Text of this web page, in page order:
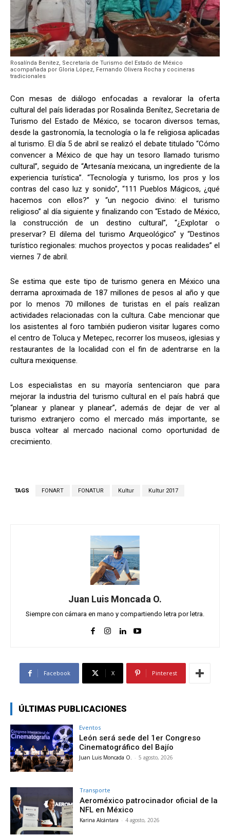
Rosalínda Benitez, Secretaría de Turismo del Estado de México
acompañada por Gloria López, Fernando Olivera Rocha y cocineras
tradicionales
Con mesas de diálogo enfocadas a revalorar la oferta
cultural del país lideradas por Rosalinda Benítez, Secretaria de
Turismo del Estado de México, se tocaron diversos temas,
desde la gastronomía, la tecnología o la fe religiosa aplicadas
al turismo. El día 5 de abril se realizó el debate titulado “Cómo
convencer a México de que hay un tesoro llamado turismo
cultural”, seguido de “Artesanía mexicana, un ingrediente de la
experiencia turística”. “Tecnología y turismo, los pros y los
contras del caso luz y sonido”, “111 Pueblos Mágicos, ¿qué
hacemos con ellos?” y “un negocio divino: el turismo
religioso” al día siguiente y finalizando con “Estado de México,
la construcción de un destino cultural”, “¿Explotar o
preservar? El dilema del turismo Arqueológico” y “Destinos
turístico regionales: muchos proyectos y pocas realidades” el
viernes 7 de abril.
Se estima que este tipo de turismo genera en México una
derrama aproximada de 187 millones de pesos al año y que
por lo menos 70 millones de turistas en el país realizan
actividades relacionadas con la cultura. Cabe mencionar que
los asistentes al foro también pudieron visitar lugares como
el centro de Toluca y Metepec, recorrer los museos, iglesias y
restaurantes de la localidad con el fin de adentrarse en la
cultura mexiquense.
Los especialistas en su mayoría sentenciaron que para
mejorar la industria del turismo cultural en el país habrá que
“planear y planear y planear”, además de dejar de ver al
turismo extranjero como el mercado más importante, se
busca voltear al mercado nacional como oportunidad de
crecimiento.
TAGS FONART FONATUR Kultur Kultur 2017
Juan Luis Moncada O.
Siempre con cámara en mano y compartiendo letra por letra.
Facebook X Pinterest
ÚLTIMAS PUBLICACIONES
Eventos
León será sede del 1er Congreso
Cinematográfico del Bajío
Juan Luis Moncada O. - 5 agosto, 2026
Transporte
Aeroméxico patrocinador oficial de la
NFL en México
Karina Alcántara - 4 agosto, 2026